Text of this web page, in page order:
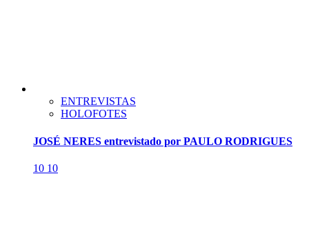
ENTREVISTAS
HOLOFOTES
JOSÉ NERES entrevistado por PAULO RODRIGUES
10 10